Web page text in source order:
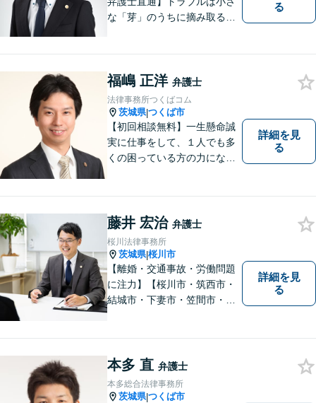
な「芽」のうちに摘み取るこ
る
福嶋 正洋 弁護士
法律事務所つくばコム
茨城県|つくば市
【初回相談無料】一生懸命誠
実に仕事をして、１人でも多
くの困っている方の力にな
事案かどうかも含め、私が親
切・丁寧にご対応致します。
ぜひご相談ください。
詳細を見
る
藤井 宏治 弁護士
桜川法律事務所
茨城県|桜川市
【離婚・交通事故・労働問題
に注力】【桜川市・筑西市・
結城市・下妻市・笠間市・真
詳細を見
る
本多 直 弁護士
本多総合法律事務所
茨城県|つくば市